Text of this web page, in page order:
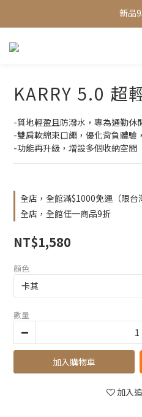
全館滿
全館滿
加入會員
全館滿
KARRY 5.0 超
-質地輕盈且防潑水，專為通勤休
-雙肩軟綿束口繩，優化背負體驗
-功能再升級，增設多個收納空間
全店，全館滿$1000免運（限台
全店，全館任一商品9折
NT$1,580
顏色
數量
加入購物車
加入